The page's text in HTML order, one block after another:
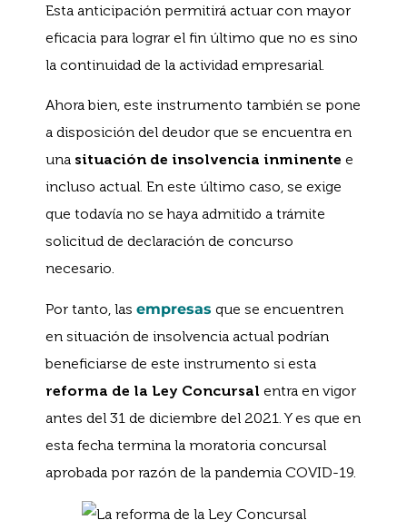
Esta anticipación permitirá actuar con mayor
eficacia para lograr el fin último que no es sino
la continuidad de la actividad empresarial.
Ahora bien, este instrumento también se pone
a disposición del deudor que se encuentra en
una situación de insolvencia inminente e
incluso actual. En este último caso, se exige
que todavía no se haya admitido a trámite
solicitud de declaración de concurso
necesario.
Por tanto, las empresas que se encuentren
en situación de insolvencia actual podrían
beneficiarse de este instrumento si esta
reforma de la Ley Concursal entra en vigor
antes del 31 de diciembre del 2021. Y es que en
esta fecha termina la moratoria concursal
aprobada por razón de la pandemia COVID-19.